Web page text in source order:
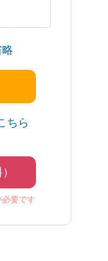
ちら
要です